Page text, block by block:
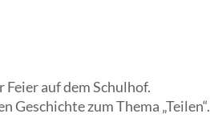
auf dem Schulhof.
zum Thema „Teilen“.